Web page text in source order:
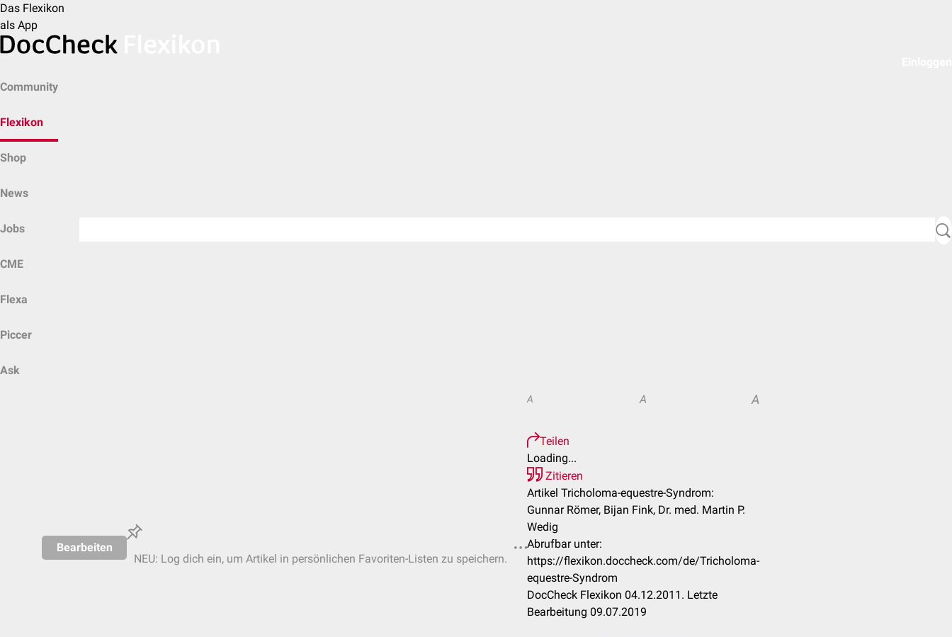
Das Flexikon
als App
Community
Flexikon
Shop
News
Jobs
CME
Flexa
Piccer
Ask
Bearbeiten
NEU: Log dich ein, um Artikel in persönlichen Favoriten-Listen zu speichern.
A A A
Teilen
Loading...
Zitieren
Artikel Tricholoma-equestre-Syndrom:
Gunnar Römer, Bijan Fink, Dr. med. Martin P.
Wedig
Abrufbar unter:
https://flexikon.doccheck.com/de/Tricholoma-
equestre-Syndrom
DocCheck Flexikon 04.12.2011. Letzte
Bearbeitung 09.07.2019